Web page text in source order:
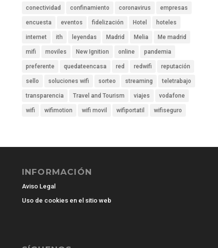
conectividad confinamiento coronavirus empresas
encuesta eventos fidelización Hotel hoteles
internet ith leyendas Madrid Melia Me madrid
mifi moviles New Ignition online pandemia
preferente quedateencasa red redwifi reputación
sello soluciones wifi sorteo streaming teletrabajo
transparencia Travel and Tourism viajes vodafone
wifi wifimotion wifi movil wifiportatil wifiseguro
INFORMACIÓN
Aviso Legal
Uso de cookies en el sitio web